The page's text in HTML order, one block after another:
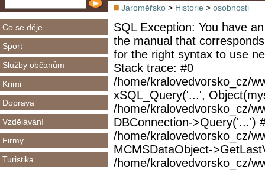
Co se děje
Sport
Služby občanům
Krimi
Doprava
Vzdělávání
Firmy
Turistika
Jaroměřsko > Historie > osobnosti
SQL Exception: You have
the manual that
for the right syntax to use
Stack trace: #0
/home/kralovedvorsko_cz/
xSQL_Query('...',
/home/kralovedvorsko_cz/
DBConnection->Query('...')
/home/kralovedvorsko_cz/
MCMSDataObject-
/home/kralovedvorsko_cz/